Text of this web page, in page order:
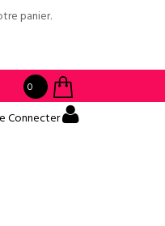
panier.
0
Connecter